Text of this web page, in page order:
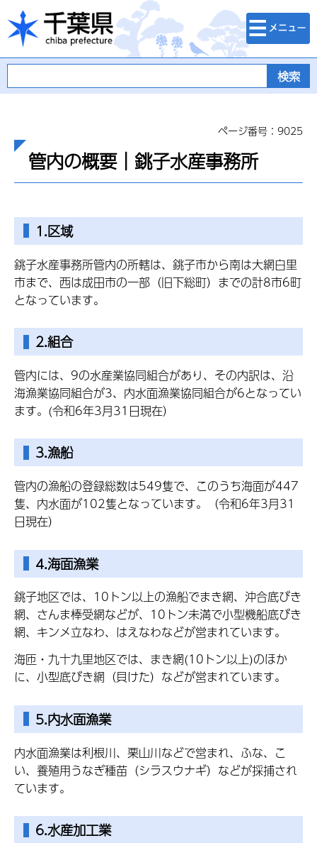
千葉県
検索・メニュ
ー
ページ番号：9025
管内の概要｜銚子水産事務所
1.区域
銚子水産事務所管内の所轄は、銚子市から南は大網白里
市まで、西は成田市の一部（旧下総町）までの計8市6町
となっています。
2.組合
管内には、9の水産業協同組合があり、その内訳は、沿
海漁業協同組合が3、内水面漁業協同組合が6となってい
ます。(令和6年3月31日現在）
3.漁船
管内の漁船の登録総数は549隻で、このうち海面が447
隻、内水面が102隻となっています。（令和6年3月31
日現在）
4.海面漁業
銚子地区では、10トン以上の漁船でまき網、沖合底びき
網、さんま棒受網などが、10トン未満で小型機船底びき
網、キンメ立なわ、はえなわなどが営まれています。
海匝・九十九里地区では、まき網(10トン以上)のほか
に、小型底びき網（貝けた）などが営まれています。
5.内水面漁業
内水面漁業は利根川、栗山川などで営まれ、ふな、こ
い、養殖用うなぎ種苗（シラスウナギ）などが採捕され
ています。
6.水産加工業